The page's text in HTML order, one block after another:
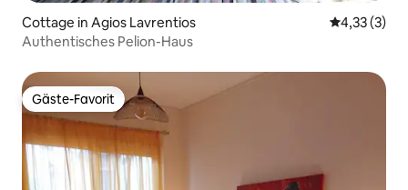
Cottage in Agios Lavrentios
4,33 (3)
Authentisches Pelion-Haus
Gäste-Favorit
Gäste-Favorit